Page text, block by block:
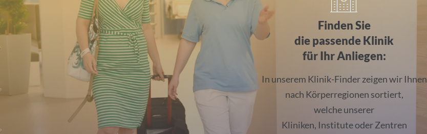
Finden Sie
die passende Klinik
für Ihr Anliegen:
In unserem Klinik-Finder zeigen wir Ihnen
nach Körperregionen sortiert,
welche unserer
Kliniken, Institute oder Zentren